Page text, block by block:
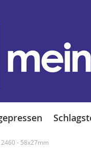
2460 - 58x27mm